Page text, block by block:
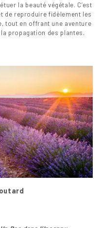
la beauté végétale. C’est
de reproduire fidèlement les
tout en offrant une aventure
propagation des plantes.